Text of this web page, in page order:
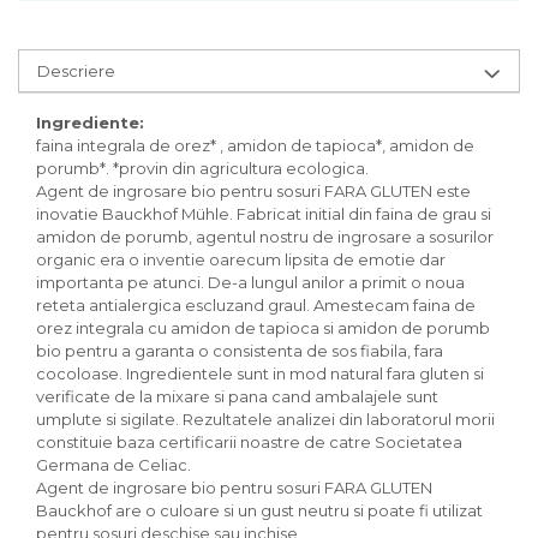
Masline bio si antipasti
Antipasti bio
Masline bio
Pesto bio
Musli si terci
Fulgi din cereale bio
Musli bio
Terci bio
Orez bio si leguminoase
Legume bio
Legume bio in conserva
Orez bio
Paste si fidea
Paste bio din emmer
Paste bio din grau
Paste bio din spelta
Descriere
Ingrediente:
faina integrala de orez* , amidon de tapioca*, amidon de
porumb*. *provin din agricultura ecologica.
Agent de ingrosare bio pentru sosuri FARA GLUTEN este
inovatie Bauckhof Mühle. Fabricat initial din faina de grau si
amidon de porumb, agentul nostru de ingrosare a sosurilor
organic era o inventie oarecum lipsita de emotie dar
importanta pe atunci. De-a lungul anilor a primit o noua
reteta antialergica escluzand graul. Amestecam faina de
orez integrala cu amidon de tapioca si amidon de porumb
bio pentru a garanta o consistenta de sos fiabila, fara
cocoloase. Ingredientele sunt in mod natural fara gluten si
verificate de la mixare si pana cand ambalajele sunt
umplute si sigilate. Rezultatele analizei din laboratorul morii
constituie baza certificarii noastre de catre Societatea
Germana de Celiac.
Agent de ingrosare bio pentru sosuri FARA GLUTEN
Bauckhof are o culoare si un gust neutru si poate fi utilizat
pentru sosuri deschise sau inchise.